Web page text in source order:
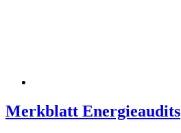
Merkblatt Energieaudits